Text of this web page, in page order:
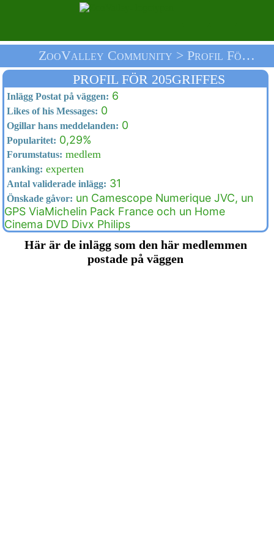
ZooValley Community > Profil För 205griffes > Välkommen
PROFIL FÖR 205GRIFFES
Inlägg Postat på väggen: 6
Likes of his Messages: 0
Ogillar hans meddelanden: 0
Popularitet: 0,29%
Forumstatus: medlem
ranking: experten
Antal validerade inlägg: 31
Önskade gåvor: un Camescope Numerique JVC, un
GPS ViaMichelin Pack France och un Home
Cinema DVD Divx Philips
Här är de inlägg som den här medlemmen
postade på väggen